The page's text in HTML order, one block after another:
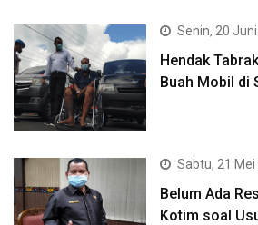
Senin, 20
Hendak
Buah Mobil di
Sabtu, 21 Mei
Belum Ada
Kotim soal